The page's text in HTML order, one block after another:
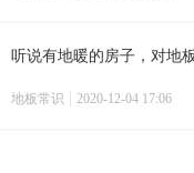
听说有地暖的房子，对地
地板常识 2020-12-04 17:06